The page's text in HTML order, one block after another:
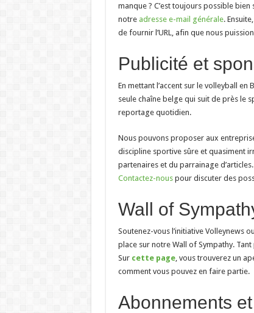
manque ? C’est toujours possible
notre adresse e-mail générale.
de fournir l’URL, afin que nous
Publicité et
En mettant l’accent sur le volleyball en
seule chaîne belge qui suit de près le
reportage quotidien.
Nous pouvons proposer aux
discipline sportive sûre et quasiment
partenaires et du parrainage
Contactez-nouspour discuter des
Wall of
Soutenez-vous l’initiative Volleynews
place sur notre Wall of Sympathy.
Sur cette page, vous trouverez un
comment vous pouvez en faire partie.
Abonnements